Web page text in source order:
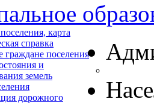
карта
справка
граждане поселения
и
земель
дорожного